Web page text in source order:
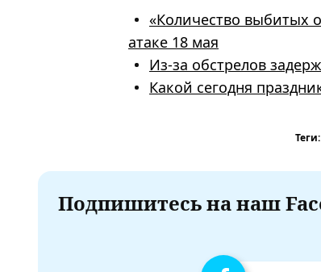
«Количество выбитых
атаке 18 мая
Из-за обстрелов
Какой сегодня
Теги:
Подпишитесь на наш